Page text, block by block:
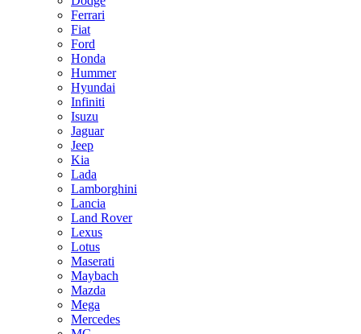
Ferrari
Fiat
Ford
Honda
Hummer
Hyundai
Infiniti
Isuzu
Jaguar
Jeep
Kia
Lada
Lamborghini
Lancia
Land Rover
Lexus
Lotus
Maserati
Maybach
Mazda
Mega
Mercedes